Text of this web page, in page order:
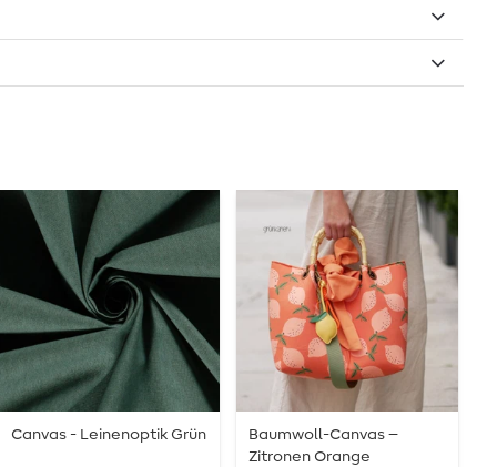
Canvas - Leinenoptik Grün
Baumwoll-Canvas –
Zitronen Orange